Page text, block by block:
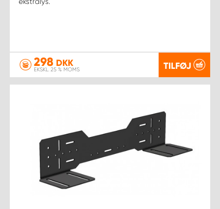
298 DKK
EKSKL. 25 % MOMS TILFØJ